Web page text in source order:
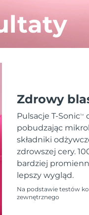
Zdrowy
Pulsacje T-SonicTM
pobudzając
składniki
zdrowszej cery.
bardziej
lepszy wygląd.
Na podstawie testów
zewnętrznego